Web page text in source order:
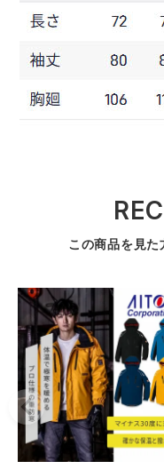
この商品を見